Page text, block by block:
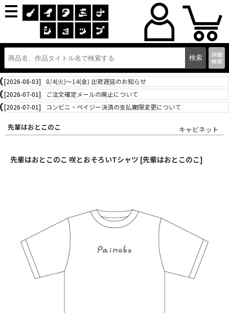
詳細
検索
[2026-08-03]
8/4(火)～14(金) 出荷遅延のお知らせ
[2026-07-01]
ご注文確定メールの廃止について
[2026-07-01]
コンビニ・ペイジー決済の支払期限変更について
先輩はおとこのこ キャビネット
先輩はおとこのこ 咲とおそろいTシャツ [先輩はおとこのこ]